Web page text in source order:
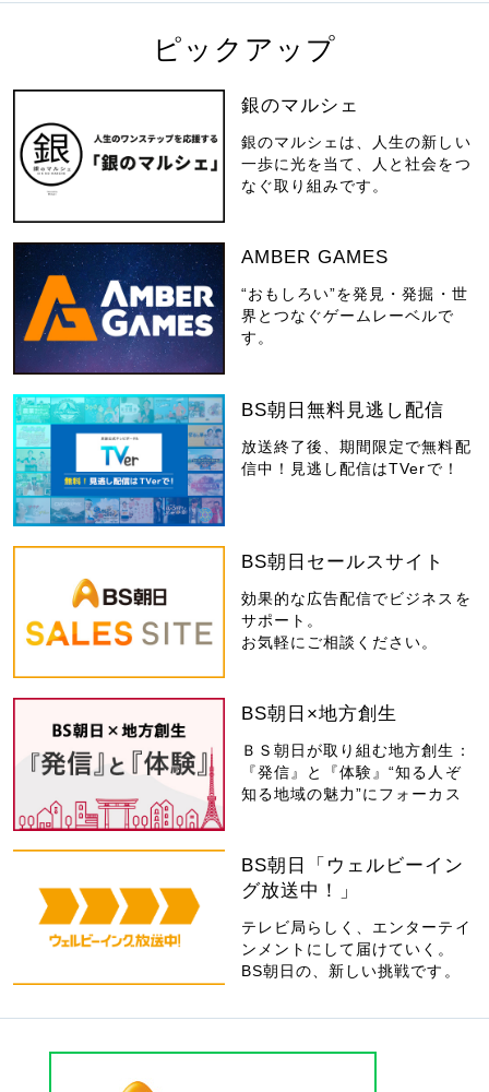
ピックアップ
銀のマルシェ
銀のマルシェは、人生の新しい
一歩に光を当て、人と社会をつ
なぐ取り組みです。
AMBER GAMES
“おもしろい”を発見・発掘・世
界とつなぐゲームレーベルで
す。
BS朝日無料見逃し配信
放送終了後、期間限定で無料配
信中！見逃し配信はTVerで！
BS朝日セールスサイト
効果的な広告配信でビジネスを
サポート。
お気軽にご相談ください。
BS朝日×地方創生
ＢＳ朝日が取り組む地方創生：
『発信』と『体験』“知る人ぞ
知る地域の魅力”にフォーカス
BS朝日「ウェルビーイン
グ放送中！」
テレビ局らしく、エンターテイ
ンメントにして届けていく。
BS朝日の、新しい挑戦です。